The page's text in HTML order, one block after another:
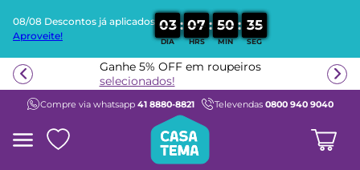
08/08 Descontos já aplicados
Aproveite!
03
DIA
: 07
HRS
: 50
MIN
: 35
SEG
Ganhe 5% OFF em roupeiros
selecionados!
Compre via whatsapp 41 8880-8821 Televendas 0800 940 9040
1º
guarda roupa
3º
aria